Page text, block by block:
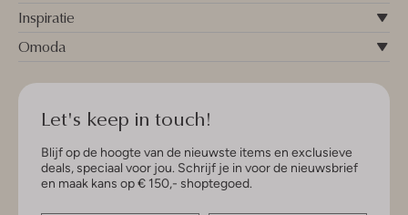
Inspiratie
Omoda
Let's keep in touch!
Blijf op de hoogte van de nieuwste items en exclusieve
deals, speciaal voor jou. Schrijf je in voor de nieuwsbrief
en maak kans op € 150,- shoptegoed.